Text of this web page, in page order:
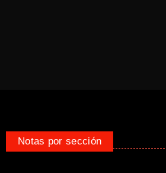
Notas por sección